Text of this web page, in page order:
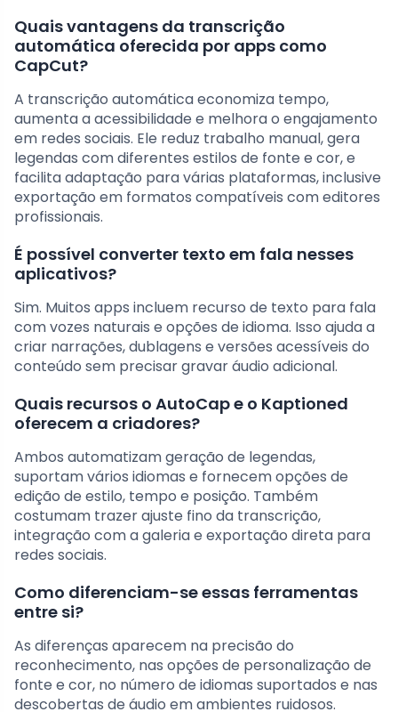
Quais vantagens da transcrição
automática oferecida por apps como
CapCut?
A transcrição automática economiza tempo,
aumenta a acessibilidade e melhora o engajamento
em redes sociais. Ele reduz trabalho manual, gera
legendas com diferentes estilos de fonte e cor, e
facilita adaptação para várias plataformas, inclusive
exportação em formatos compatíveis com editores
profissionais.
É possível converter texto em fala nesses
aplicativos?
Sim. Muitos apps incluem recurso de texto para fala
com vozes naturais e opções de idioma. Isso ajuda a
criar narrações, dublagens e versões acessíveis do
conteúdo sem precisar gravar áudio adicional.
Quais recursos o AutoCap e o Kaptioned
oferecem a criadores?
Ambos automatizam geração de legendas,
suportam vários idiomas e fornecem opções de
edição de estilo, tempo e posição. Também
costumam trazer ajuste fino da transcrição,
integração com a galeria e exportação direta para
redes sociais.
Como diferenciam-se essas ferramentas
entre si?
As diferenças aparecem na precisão do
reconhecimento, nas opções de personalização de
fonte e cor, no número de idiomas suportados e nas
descobertas de áudio em ambientes ruidosos.